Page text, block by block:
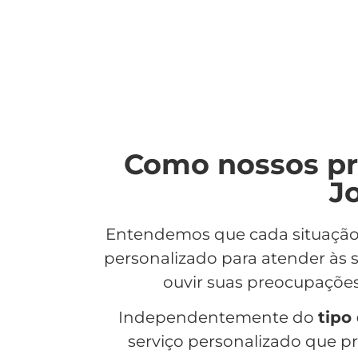
Como nossos
Entendemos que cada
personalizado para atender às
ouvir suas
Independentemente do tipo
serviço personalizado que